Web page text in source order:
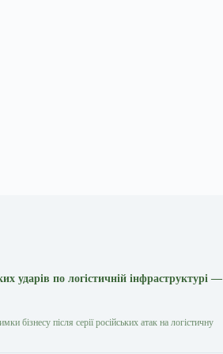
ударів по логістичній інфраструктурі —
бізнесу після серії російських атак на логістичну